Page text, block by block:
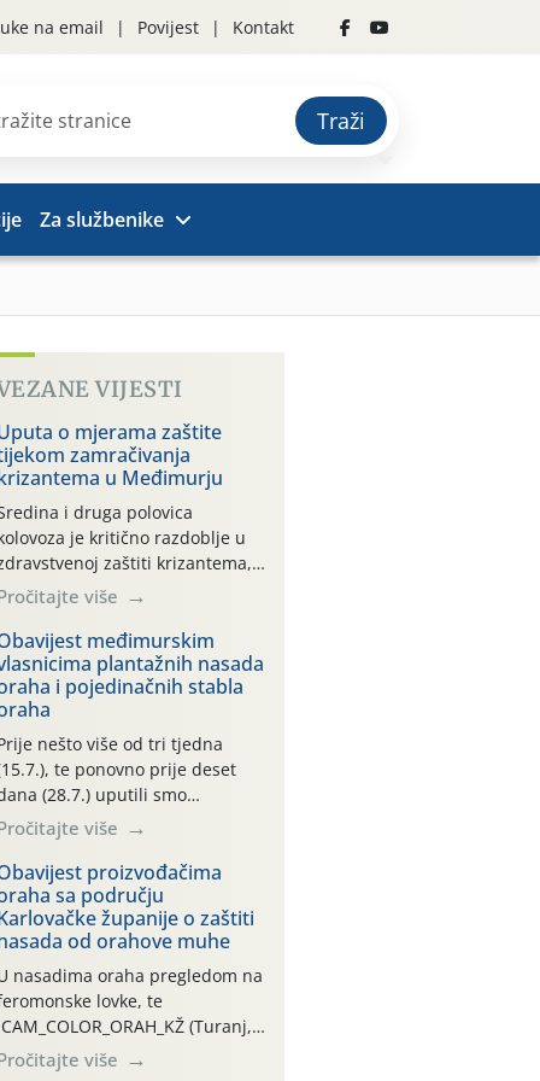
na email Povijest Kontakt
Traži
Za službenike
VIJESTI
o mjerama zaštite
zamračivanja
u Međimurju
i druga polovica
je kritično razdoblje u
zaštiti krizantema,
prije zamračivanja u proteklom
smo mjesecu tri puta upućivali
o preventivnim
zaštite krizantema od
uzročnika bolesti,
i fito-fagnih grinja (23.7.,
06.7.)! Na početku ovog
je zabilježeno je
i ekstremno vruće
razdoblje, uz
temperature […]
više
međimurskim
plantažnih nasada
i pojedinačnih stabla
nešto više od tri tjedna
te ponovno prije deset
(28.7.) uputili smo
vlasnicima plantažnih
nasada oraha i pojedinačnih
o početku leta i
potrebi usmjerenog
orahove muhe
completa)! Već
dana traje drugi
“toplinski udar”, koji
naročito izražen zadnja šest
(31.7.-05.8.), jer najviše
zraka svakodnevno
više
proizvođačima
sa području
županije o zaštiti
od orahove muhe
nasadima oraha pregledom na
lovke, te
CAM_COLOR_ORAH_KŽ (Turanj,
zabilježena je mala
više